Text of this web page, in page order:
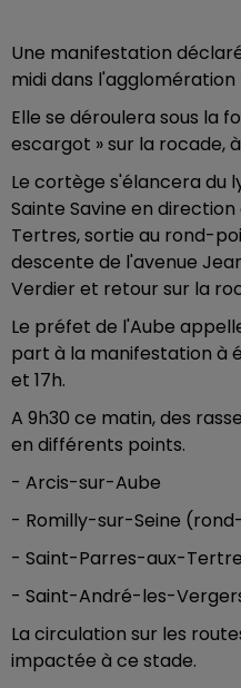
Une manifestation
midi dans
Elle se déroulera sous la
escargot » sur la rocade,
Le cortège s'élancera du
Sainte Savine en
Tertres, sortie au rond-
descente de l'avenue
Verdier et retour sur la
Le préfet de l'Aube
part à la manifestation à
et 17h.
A 9h30 ce matin, des
en différents points.
- Arcis-sur-Aube
- Romilly-sur-Seine
- Saint-Parres-aux-
- Saint-André-les-
La circulation sur les
impactée à ce stade.